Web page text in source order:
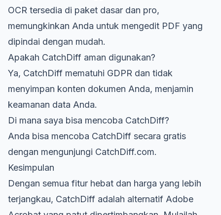
OCR tersedia di paket dasar dan pro,
memungkinkan Anda untuk mengedit PDF yang
dipindai dengan mudah.
Apakah CatchDiff aman digunakan?
Ya, CatchDiff mematuhi GDPR dan tidak
menyimpan konten dokumen Anda, menjamin
keamanan data Anda.
Di mana saya bisa mencoba CatchDiff?
Anda bisa mencoba CatchDiff secara gratis
dengan mengunjungi CatchDiff.com.
Kesimpulan
Dengan semua fitur hebat dan harga yang lebih
terjangkau, CatchDiff adalah alternatif Adobe